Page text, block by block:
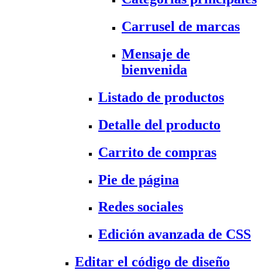
Carrusel de marcas
Mensaje de
bienvenida
Listado de productos
Detalle del producto
Carrito de compras
Pie de página
Redes sociales
Edición avanzada de CSS
Editar el código de diseño